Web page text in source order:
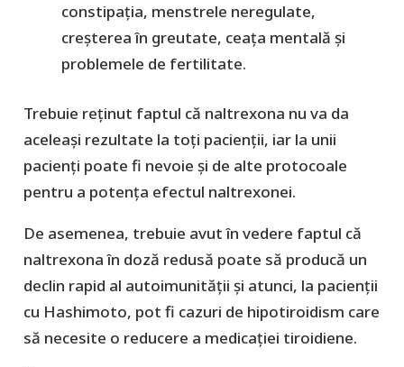
constipația, menstrele neregulate,
creșterea în greutate, ceața mentală și
problemele de fertilitate.
Trebuie reținut faptul că naltrexona nu va da
aceleași rezultate la toți pacienții, iar la unii
pacienți poate fi nevoie și de alte protocoale
pentru a potența efectul naltrexonei.
De asemenea, trebuie avut în vedere faptul că
naltrexona în doză redusă poate să producă un
declin rapid al autoimunității și atunci, la pacienții
cu Hashimoto, pot fi cazuri de hipotiroidism care
să necesite o reducere a medicației tiroidiene.